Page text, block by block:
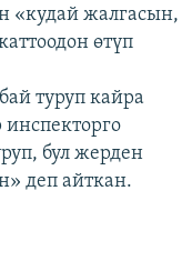
«кудай жалгасын,
өтүп
туруп кайра
бул жерден
деп айткан.